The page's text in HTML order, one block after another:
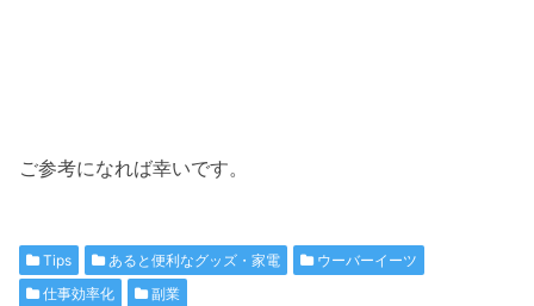
ご参考になれば幸いです。
Tips あると便利なグッズ・家電
ウーバーイーツ
仕事効率化
副業